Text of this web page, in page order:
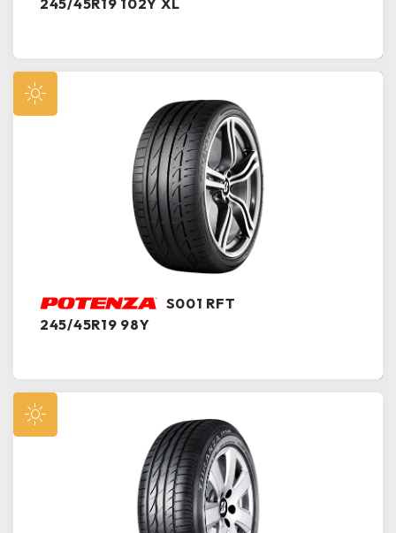
245/45R19 102Y XL
S001 RFT
245/45R19 98Y